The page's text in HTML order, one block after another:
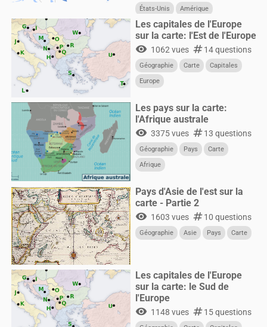
États-Unis Amérique
Les capitales de l'Europe
sur la carte: l'Est de l'Europe
visibility 1062 vues numbers14 questions
Géographie Carte
Capitales
Europe
Les pays sur la carte:
l'Afrique australe
visibility 3375 vues numbers13 questions
Géographie Pays
Carte
Afrique
Pays d'Asie de l'est sur la
carte - Partie 2
visibility 1603 vues numbers10 questions
Géographie Asie Pays Carte
Les capitales de l'Europe
sur la carte: le Sud de
l'Europe
visibility 1148 vues numbers15 questions